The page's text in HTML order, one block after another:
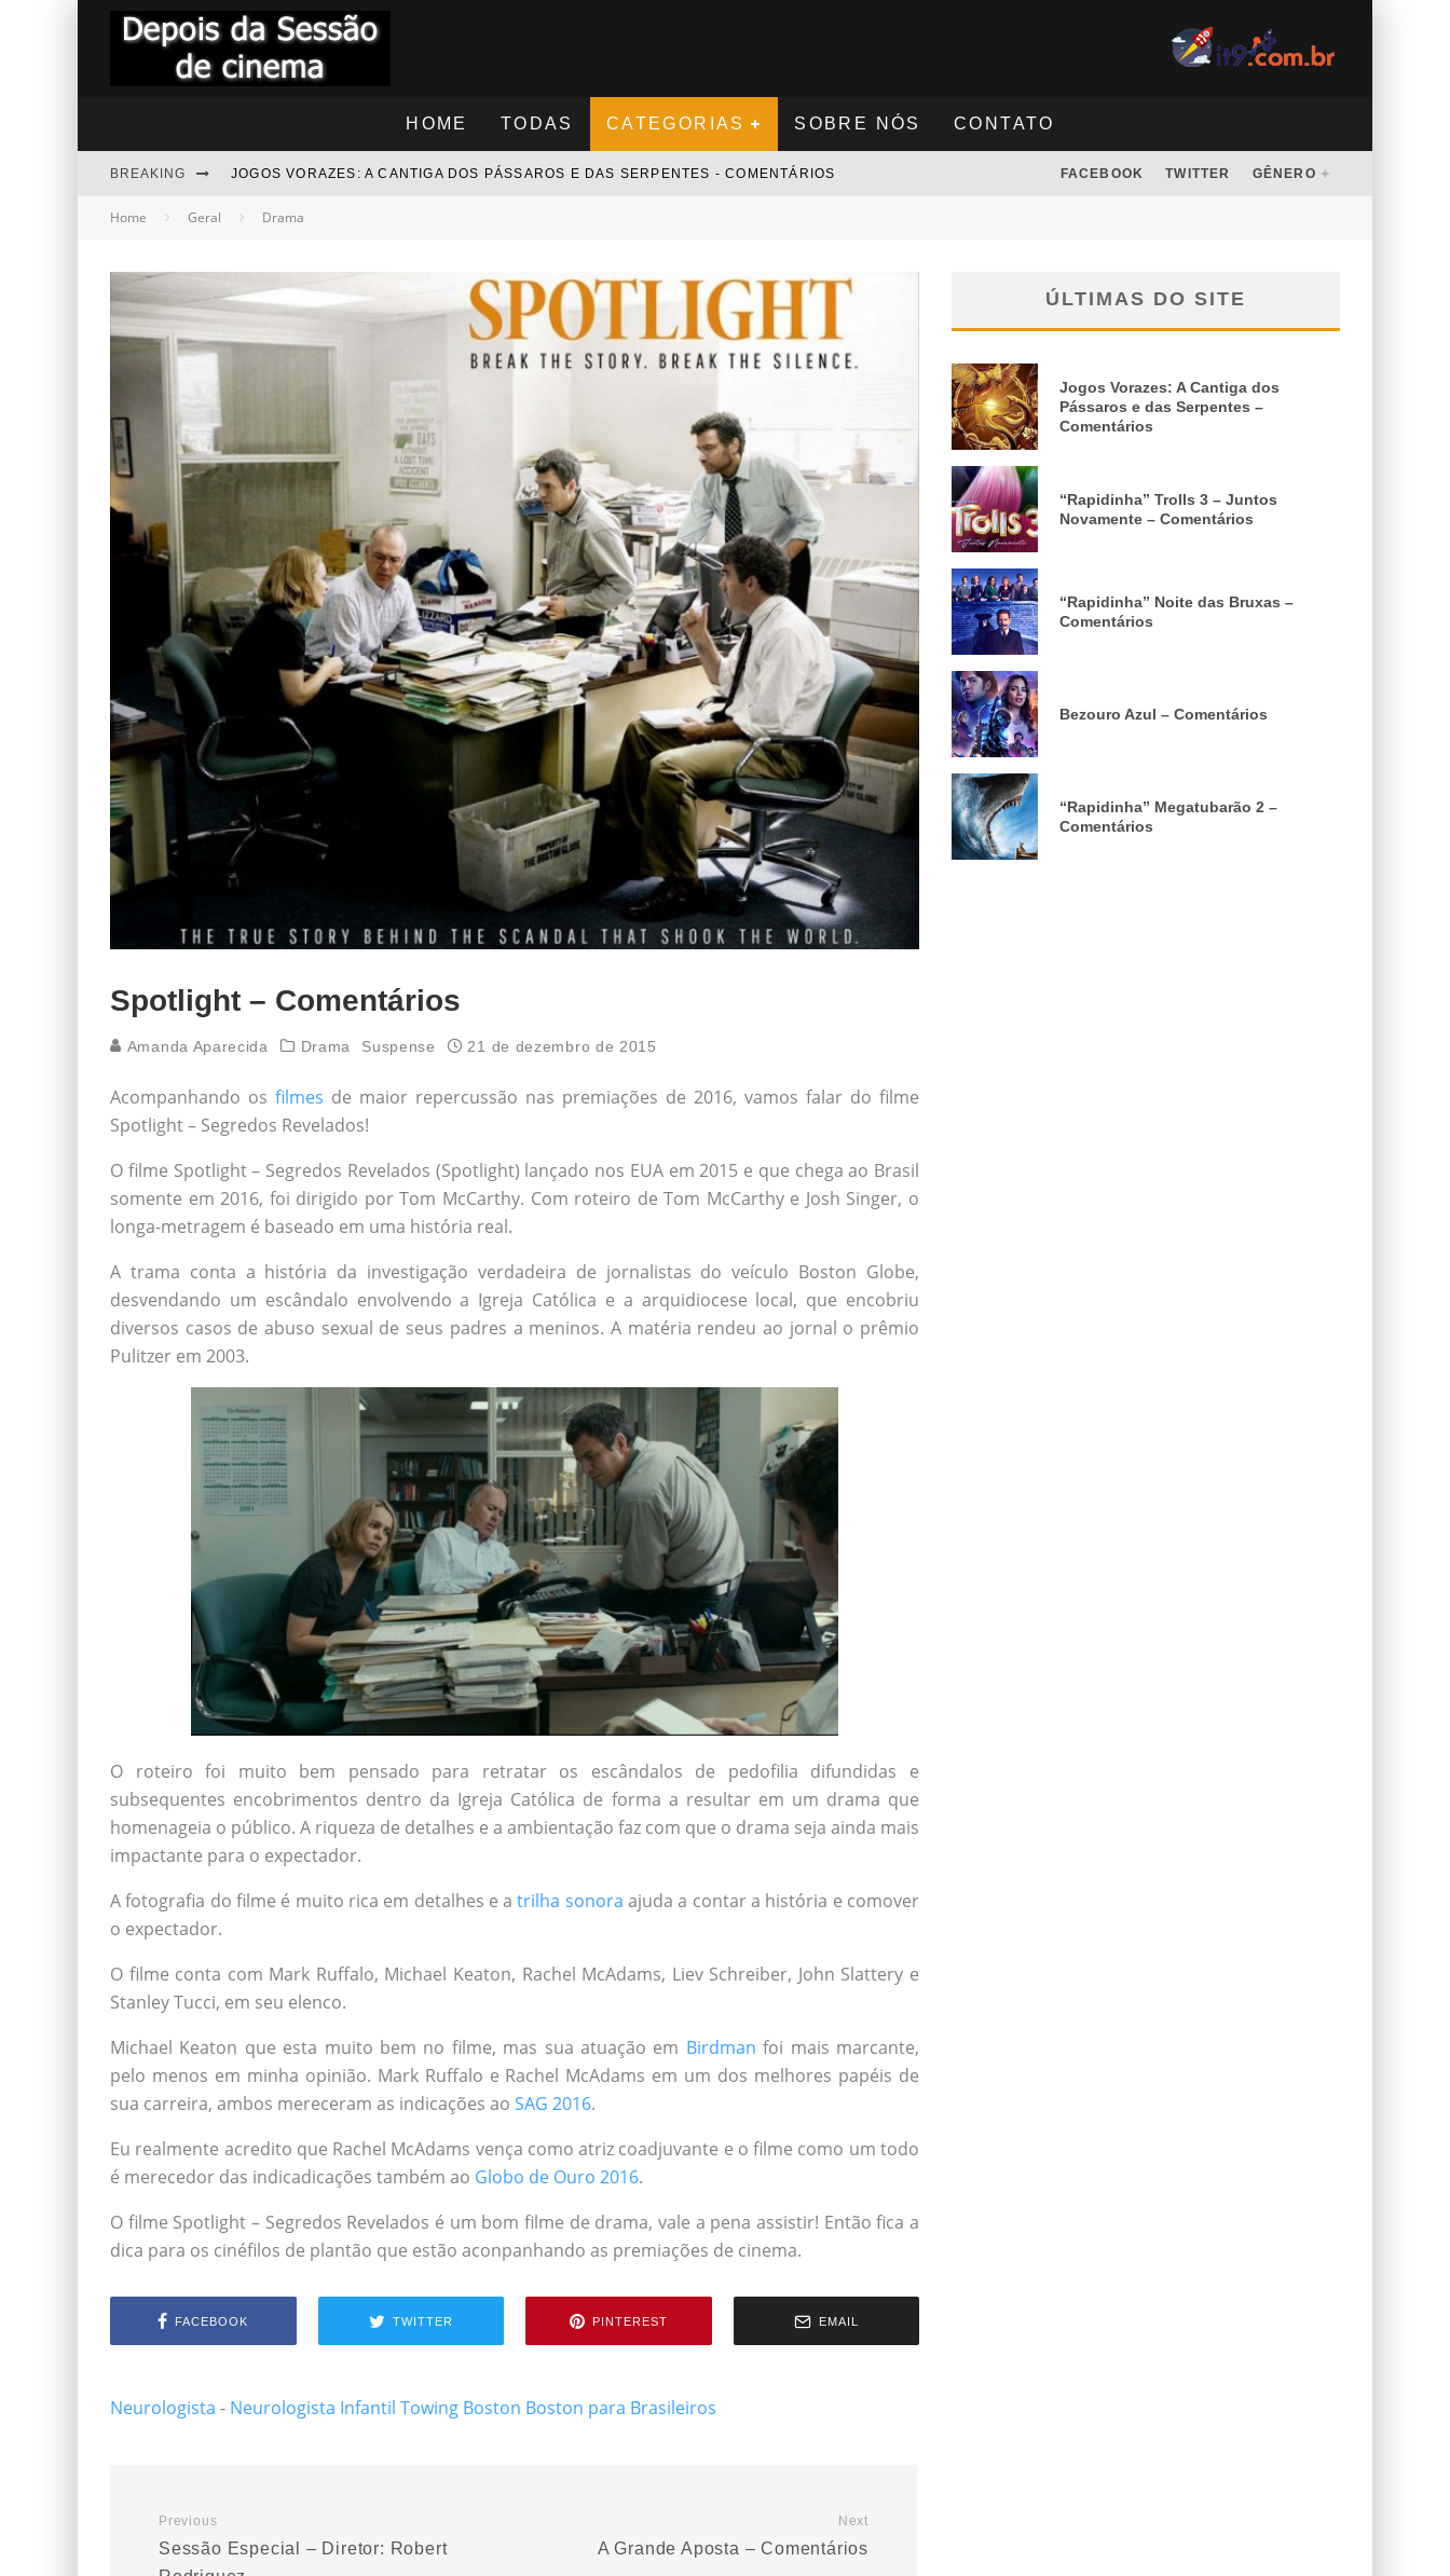
HOME TODAS CATEGORIAS SOBRE NÓS CONTATO
BREAKING JOGOS VORAZES: A CANTIGA DOS PÁSSAROS E DAS SERPENTES - COMENTÁRIOS
"RAPIDINHA" TROLLS 3 - JUNTOS NOVAMENTE - COMENTÁRIOS
BEZOURO AZUL - COMENTÁRIOS
“RAPIDINHA” MEGATUBARÃO 2 – COMENTÁRIOS
FACEBOOK TWITTER GÊNERO
Home Geral Drama
Spotlight – Comentários
Amanda Aparecida Drama Suspense 21 de dezembro de 2015
Acompanhando os filmes de maior repercussão nas premiações de 2016, vamos falar do filme
Spotlight – Segredos Revelados!
O filme Spotlight – Segredos Revelados (Spotlight) lançado nos EUA em 2015 e que chega ao Brasil
somente em 2016, foi dirigido por Tom McCarthy. Com roteiro de Tom McCarthy e Josh Singer, o
longa-metragem é baseado em uma história real.
A trama conta a história da investigação verdadeira de jornalistas do veículo Boston Globe,
desvendando um escândalo envolvendo a Igreja Católica e a arquidiocese local, que encobriu
diversos casos de abuso sexual de seus padres a meninos. A matéria rendeu ao jornal o prêmio
Pulitzer em 2003.
O roteiro foi muito bem pensado para retratar os escândalos de pedofilia difundidas e
subsequentes encobrimentos dentro da Igreja Católica de forma a resultar em um drama que
homenageia o público. A riqueza de detalhes e a ambientação faz com que o drama seja ainda mais
impactante para o expectador.
A fotografia do filme é muito rica em detalhes e atrilha sonora ajuda a contar a história e comover
o expectador.
O filme conta com Mark Ruffalo, Michael Keaton, Rachel McAdams, Liev Schreiber, John Slattery e
Stanley Tucci, em seu elenco.
Michael Keaton que esta muito bem no filme, mas sua atuação em Birdman foi mais marcante,
pelo menos em minha opinião. Mark Ruffalo e Rachel McAdams em um dos melhores papéis de
sua carreira, ambos mereceram as indicações ao SAG 2016.
Eu realmente acredito que Rachel McAdams vença como atriz coadjuvante e o filme como um todo
é merecedor das indicadicações também ao Globo de Ouro 2016.
O filme Spotlight – Segredos Revelados é um bom filme de drama, vale a pena assistir! Então fica a
dica para os cinéfilos de plantão que estão aconpanhando as premiações de cinema.
FACEBOOK TWITTER PINTEREST EMAIL
Neurologista - Neurologista Infantil Towing Boston Boston para Brasileiros
Previous
Sessão Especial – Diretor: Robert
Next
A Grande Aposta – Comentários
ÚLTIMAS DO SITE
Jogos Vorazes: A Cantiga dos
Pássaros e das Serpentes –
Comentários
“Rapidinha” Trolls 3 – Juntos
Novamente – Comentários
“Rapidinha” Noite das Bruxas –
Comentários
Bezouro Azul – Comentários
“Rapidinha” Megatubarão 2 –
Comentários